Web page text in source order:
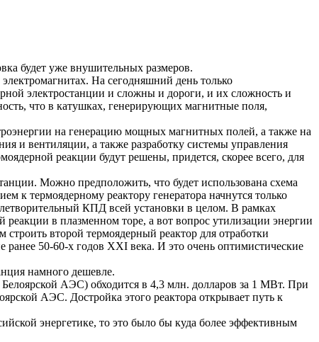
будет уже внушительных размеров.
На сегодняшний день только
электростанции и сложны и дороги, и их сложность и
что в катушках, генерирующих магнитные поля,
на генерацию мощных магнитных полей, а также на
и вентиляции, а также разработку системы управления
реакции будут решены, придется, скорее всего, для
Можно предположить, что будет использована схема
к термоядерному реактору генератора начнутся только
КПД всей установки в целом. В рамках
реакции в плазменном торе, а вот вопрос утилизации энергии
второй термоядерный реактор для отработки
ранее 50-60-х годов XXI века. И это очень оптимистические
намного дешевле.
Белоярской АЭС) обходится в 4,3 млн. долларов за 1 МВт. При
АЭС. Достройка этого реактора открывает путь к
энергетике, то это было бы куда более эффективным